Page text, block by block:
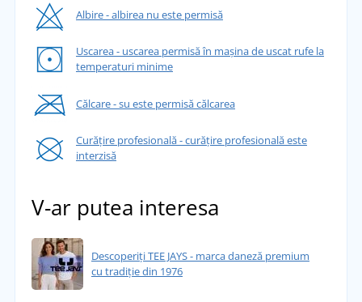
Albire - albirea nu este permisă
Uscarea - uscarea permisă în mașina de uscat rufe la
temperaturi minime
Călcare - su este permisă călcarea
Curățire profesională - curățire profesională este
interzisă
V-ar putea interesa
Descoperiți TEE JAYS - marca daneză premium
cu tradiție din 1976